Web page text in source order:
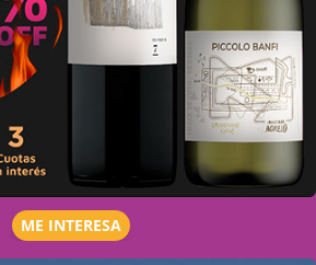
ME INTERESA